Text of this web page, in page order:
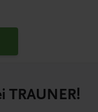
TRAUNER!